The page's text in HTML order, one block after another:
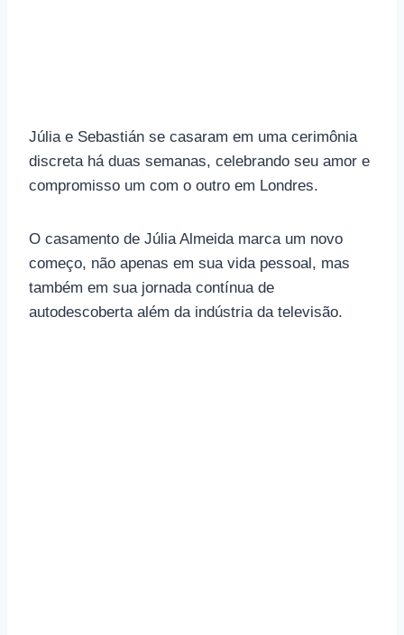
Júlia e Sebastián se casaram em uma cerimônia
discreta há duas semanas, celebrando seu amor e
compromisso um com o outro em Londres.
O casamento de Júlia Almeida marca um novo
começo, não apenas em sua vida pessoal, mas
também em sua jornada contínua de
autodescoberta além da indústria da televisão.